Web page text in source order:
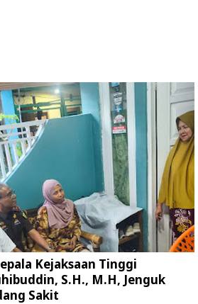
Kejaksaan Tinggi
S.H., M.H, Jenguk
Sakit